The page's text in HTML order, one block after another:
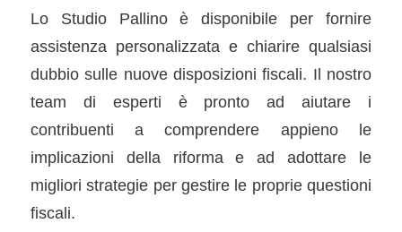
Lo Studio Pallino è disponibile per fornire
assistenza personalizzata e chiarire qualsiasi
dubbio sulle nuove disposizioni fiscali. Il nostro
team di esperti è pronto ad aiutare i
contribuenti a comprendere appieno le
implicazioni della riforma e ad adottare le
migliori strategie per gestire le proprie questioni
fiscali.